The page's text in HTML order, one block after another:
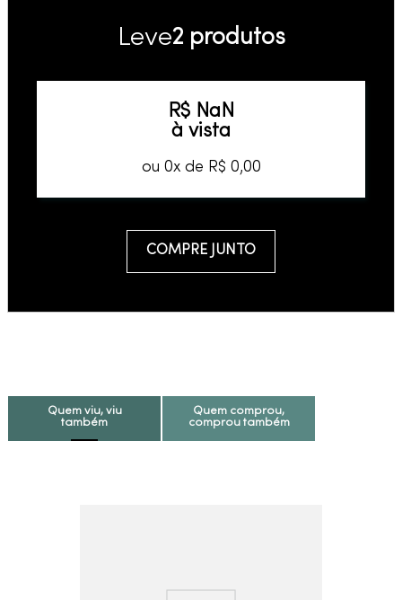
Leve2 produtos
R$ NaN
à vista
ou 0x de R$ 0,00
COMPRE JUNTO
Quem viu, viu
também
Quem comprou,
comprou também